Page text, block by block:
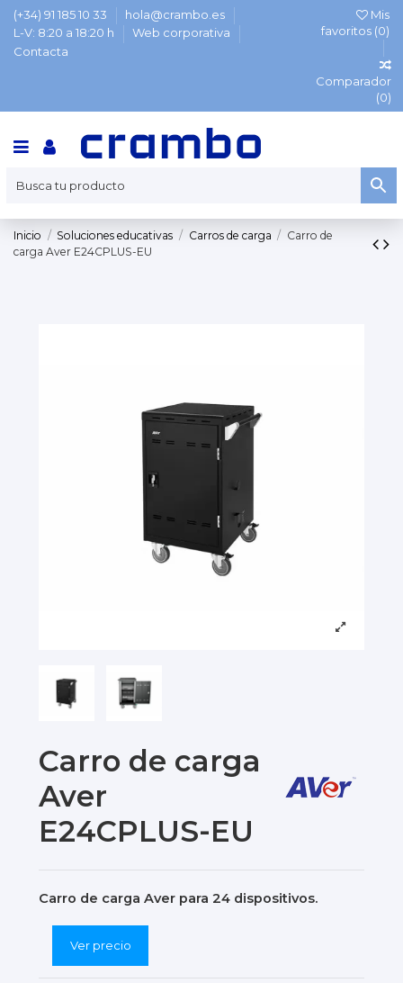
(+34) 91 185 10 33
hola@crambo.es
L-V: 8:20 a 18:20 h
Web corporativa
Contacta
Mis
favoritos (0)
Comparador
(0)
Inicio Soluciones educativas Carros de carga
Carro de
carga Aver E24CPLUS-EU
Carro de carga
Aver
E24CPLUS-EU
Carro de carga Aver para 24 dispositivos.
Ver precio